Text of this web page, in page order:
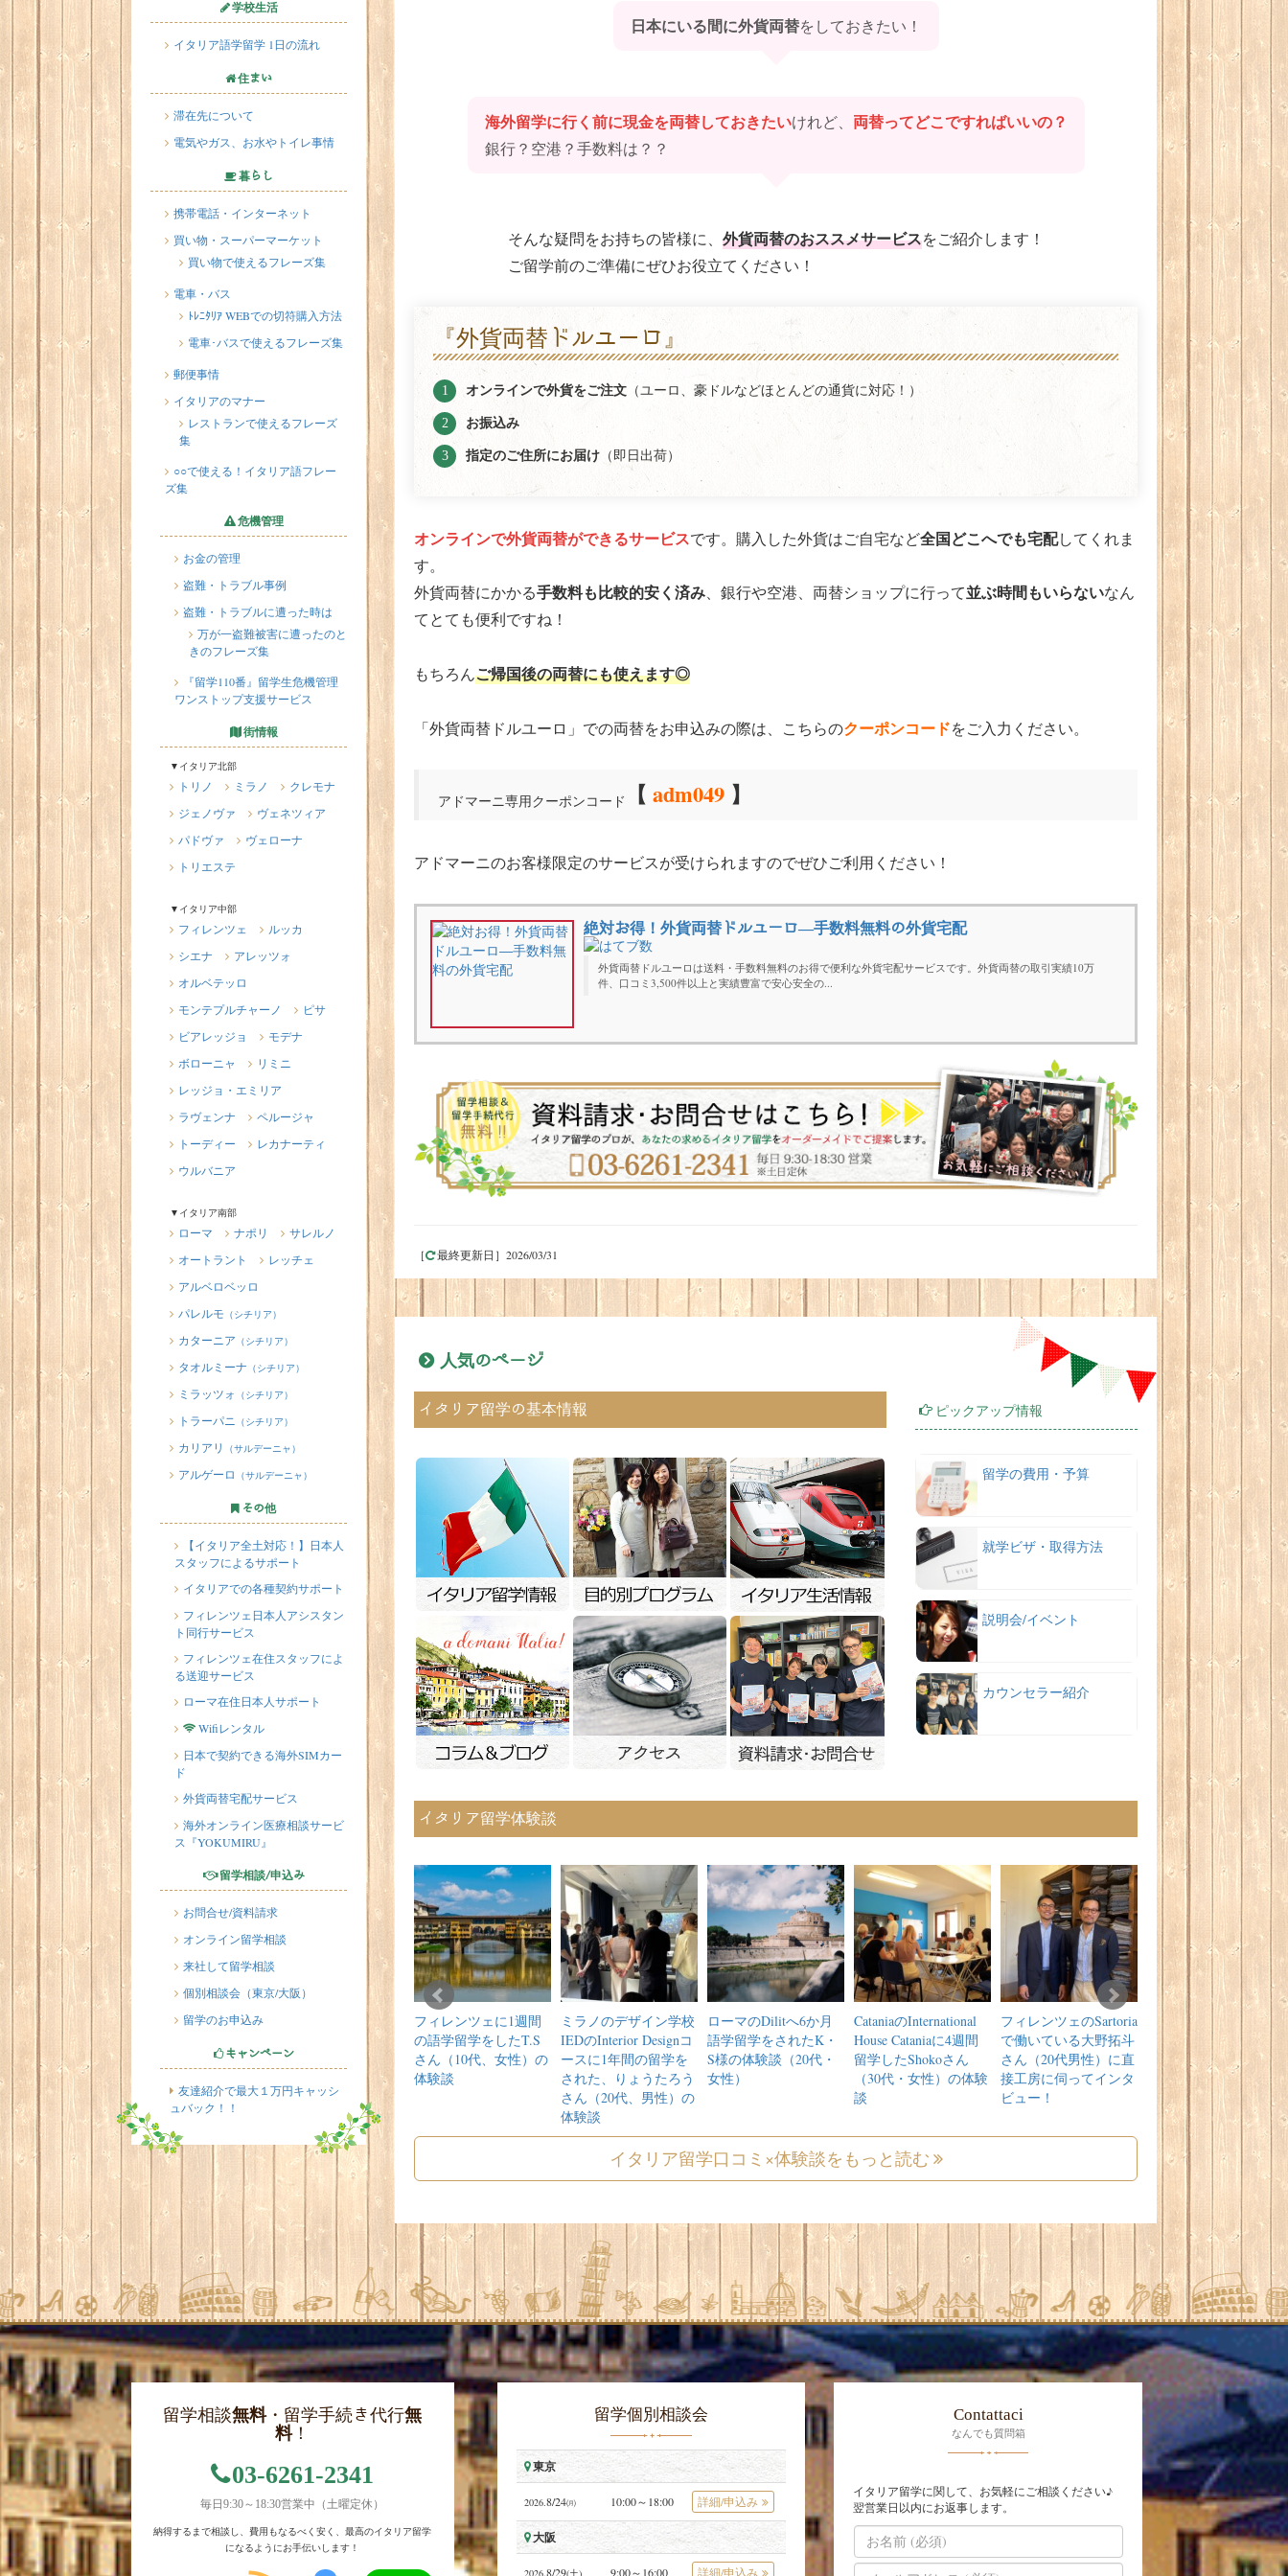
学校生活
イタリア語学留学 1日の流れ
住まい
滞在先について
電気やガス、お水やトイレ事情
暮らし
携帯電話・インターネット
買い物・スーパーマーケット
買い物で使えるフレーズ集
電車・バス
ﾄﾚﾆﾀﾘｱ WEBでの切符購入方法
電車･バスで使えるフレーズ集
郵便事情
イタリアのマナー
レストランで使えるフレーズ
集
○○で使える！イタリア語フレー
ズ集
危機管理
お金の管理
盗難・トラブル事例
盗難・トラブルに遭った時は
万が一盗難被害に遭ったのと
きのフレーズ集
『留学110番』留学生危機管理
ワンストップ支援サービス
街情報
▼イタリア北部
トリノ ミラノ
クレモナ
ジェノヴァ
ヴェネツィア
パドヴァ
ヴェローナ
トリエステ
▼イタリア中部
フィレンツェ
ルッカ
シエナ
アレッツォ
オルベテッロ
モンテプルチャーノ
ピサ
ビアレッジョ
モデナ
ボローニャ
リミニ
レッジョ・エミリア
ラヴェンナ
ペルージャ
トーディー
レカナーティ
ウルバニア
▼イタリア南部
ローマ ナポリ
サレルノ
オートラント
レッチェ
アルベロベッロ
パレルモ （シチリア）
カターニア （シチリア）
タオルミーナ （シチリア）
ミラッツォ （シチリア）
トラーパニ （シチリア）
カリアリ （サルデーニャ）
アルゲーロ （サルデーニャ）
その他
【イタリア全土対応！】日本人
スタッフによるサポート
イタリアでの各種契約サポート
フィレンツェ日本人アシスタン
ト同行サービス
フィレンツェ在住スタッフによ
る送迎サービス
ローマ在住日本人サポート
Wifiレンタル
日本で契約できる海外SIMカー
ド
外貨両替宅配サービス
海外オンライン医療相談サービ
ス『YOKUMIRU』
留学相談/申込み
お問合せ/資料請求
オンライン留学相談
来社して留学相談
個別相談会（東京/大阪）
留学のお申込み
キャンペーン
友達紹介で最大１万円キャッシ
ュバック！！
日本にいる間に外貨両替をしておきたい！
海外留学に行く前に現金を両替しておきたいけれど、 両替ってどこですればいいの？
銀行？空港？手数料は？？
そんな疑問をお持ちの皆様に、 外貨両替のおススメサービスをご紹介します！
ご留学前のご準備にぜひお役立てください！
『外貨両替ドルユーロ』
オンラインで外貨をご注文 （ユーロ、豪ドルなどほとんどの通貨に対応！）
お振込み
指定のご住所にお届け （即日出荷）
オンラインで外貨両替ができるサービスです。購入した外貨はご自宅など全国どこへでも宅配してくれま
す。
外貨両替にかかる手数料も比較的安く済み、銀行や空港、両替ショップに行って並ぶ時間もいらないなん
てとても便利ですね！
もちろんご帰国後の両替にも使えます◎
「外貨両替ドルユーロ」での両替をお申込みの際は、こちらのクーポンコードをご入力ください。
アドマーニ専用クーポンコード 【 adm049 】
アドマーニのお客様限定のサービスが受けられますのでぜひご利用ください！
絶対お得！外貨両替ドルユーロ―手数料無料の外貨宅配
外貨両替ドルユーロは送料・手数料無料のお得で便利な外貨宅配サービスです。外貨両替の取引実績10万
件、口コミ3,500件以上と実績豊富で安心安全の...
［ 最終更新日］2026/03/31
人気のページ
イタリア留学の基本情報 ピックアップ情報
留学の費用・予算
就学ビザ・取得方法
説明会/イベント
カウンセラー紹介
イタリア留学体験談
ミーナの
に3週間のご
されたM.N様
女性）の体験
ジェノヴァのA door to
Scuola Toscanaに1年間
の留学をした金城祥雲
様（20代、男性）の体
フィレンツェに1週間
の語学留学をしたT.S
さん（10代、女性）の
体験談
ミラノのデザイン学校
IEDのInterior Designコ
ースに1年間の留学を
された、りょうたろう
さん（20代、男性）の
体験談
ローマのDilitへ6か月
語学留学をされたK・
S様の体験談（20代・
女性）
CataniaのInternational
House Cataniaに4週間
留学したShokoさん
（30代・女性）の体験
談
フィレンツェのSartoria
で働いている大野拓斗
さん（20代男性）に直
接工房に伺ってインタ
ビュー！
フィレンツェの
Accademia Europeaで1
週間の語学＆声楽留学
をされたまっつんさん
（10代女性）の体験談
イタリア留学口コミ×体験談をもっと読む
留学相談無料・留学手続き代行無
料！
03-6261-2341
毎日9:30～18:30営業中（土曜定休）
納得するまで相談し、費用もなるべく安く、最高のイタリア留学
になるようにお手伝いします！
留学個別相談会
東京
2026. 8/24㈪ 10:00～18:00 詳細/申込み
大阪
2026.8/29(土) 9:00～16:00 詳細/申込み
Contattaci
なんでも質問箱
イタリア留学に関して、お気軽にご相談ください♪
翌営業日以内にお返事します。